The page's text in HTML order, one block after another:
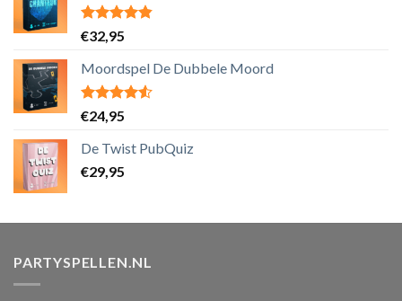
Gewaardeerd
4.50uit 5
€32,95
Moordspel De Dubbele Moord
Gewaardeerd
4.25uit 5
€24,95
De Twist PubQuiz
€29,95
PARTYSPELLEN.NL